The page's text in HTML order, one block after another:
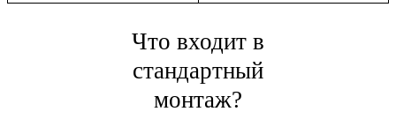
Что входит в
стандартный
монтаж?